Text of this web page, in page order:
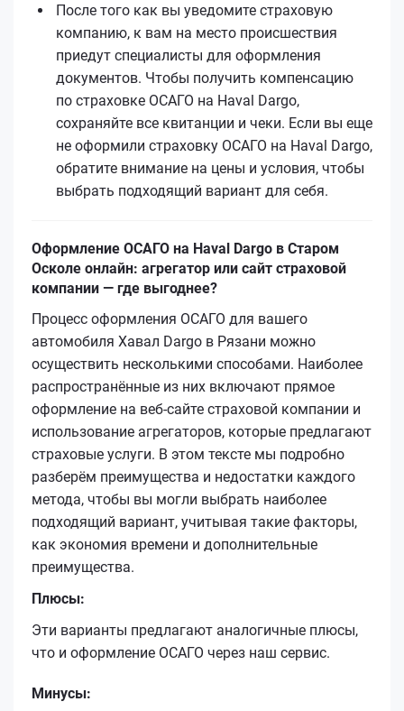
После того как вы уведомите страховую
компанию, к вам на место происшествия
приедут специалисты для оформления
документов. Чтобы получить компенсацию
по страховке ОСАГО на Haval Dargo,
сохраняйте все квитанции и чеки. Если вы еще
не оформили страховку ОСАГО на Haval Dargo,
обратите внимание на цены и условия, чтобы
выбрать подходящий вариант для себя.
Оформление ОСАГО на Haval Dargo в Старом
Осколе онлайн: агрегатор или сайт страховой
компании — где выгоднее?
Процесс оформления ОСАГО для вашего
автомобиля Хавал Dargo в Рязани можно
осуществить несколькими способами. Наиболее
распространённые из них включают прямое
оформление на веб-сайте страховой компании и
использование агрегаторов, которые предлагают
страховые услуги. В этом тексте мы подробно
разберём преимущества и недостатки каждого
метода, чтобы вы могли выбрать наиболее
подходящий вариант, учитывая такие факторы,
как экономия времени и дополнительные
преимущества.
Плюсы:
Эти варианты предлагают аналогичные плюсы,
что и оформление ОСАГО через наш сервис.
Минусы: